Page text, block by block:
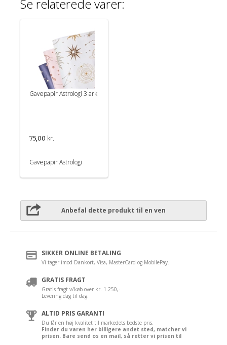
Se relaterede varer:
Gavepapir Astrologi 3 ark
75,00 kr.
Gavepapir Astrologi
Anbefal dette produkt til en ven
SIKKER ONLINE BETALING
Vi tager imod Dankort, Visa, MasterCard og MobilePay.
GRATIS FRAGT
Gratis fragt v/køb over kr. 1.250,-
Levering dag til dag.
ALTID PRIS GARANTI
Du får en høj kvalitet til markedets bedste pris.
Finder du varen her billigere andet sted, matcher vi
prisen. Bare send os en mail, så retter vi prisen til